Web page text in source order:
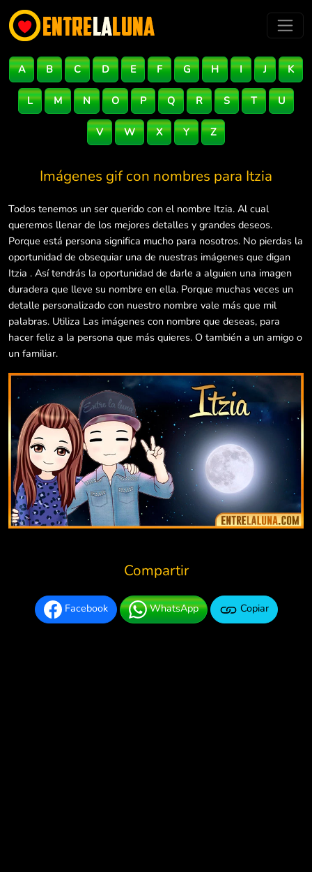
A B C D E F G H I J K
L M N O P Q R S T U
V W X Y Z
Imágenes gif con nombres para Itzia
Todos tenemos un ser querido con el nombre Itzia. Al cual
queremos llenar de los mejores detalles y grandes deseos.
Porque está persona significa mucho para nosotros. No pierdas la
oportunidad de obsequiar una de nuestras imágenes que digan
Itzia . Así tendrás la oportunidad de darle a alguien una imagen
duradera que lleve su nombre en ella. Porque muchas veces un
detalle personalizado con nuestro nombre vale más que mil
palabras. Utiliza Las imágenes con nombre que deseas, para
hacer feliz a la persona que más quieres. O también a un amigo o
un familiar.
Compartir
Facebook WhatsApp Copiar